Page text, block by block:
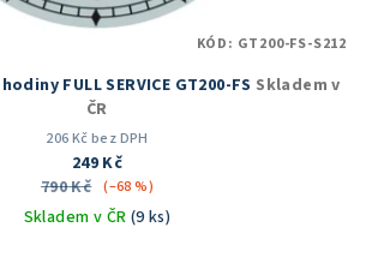
FULL SERVICE GT200-FS Skladem v
ČR
206 Kč bez DPH
249 Kč
790 Kč (–68 %)
Skladem v ČR (9 ks)
KÓD: GT200-FS-S212